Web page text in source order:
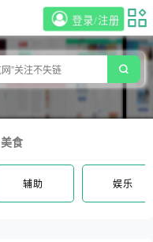
登录/注册
美食
辅助 娱乐